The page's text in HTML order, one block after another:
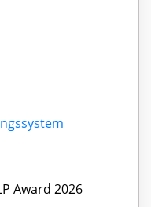
Award 2026